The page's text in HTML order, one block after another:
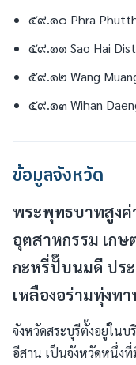
๕๙.๑๐ Phra
๕๙.๑๑ Sao Hai
๕๙.๑๒ Wang
๕๙.๑๓ Wihan
ข้อมูลจังหวัด
พระพุทธบาทสูง
อุตสาหกรรม เกษ
กะหรี่ปั๊บนมดี ปร
เหลืองอร่ามทุ่งท
จังหวัดสระบุรีตั้งอยู่ในบ
อีสาน เป็นจังหวัดหนึ่ง